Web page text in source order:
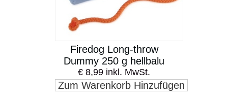
Firedog Long-throw
Dummy 250 g hellbalu
€ 8,99 inkl. MwSt.
Zum Warenkorb Hinzufügen